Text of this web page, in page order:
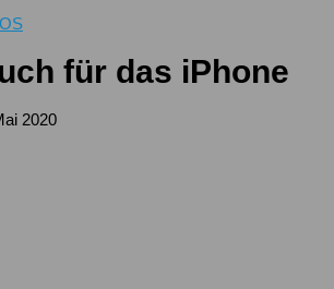
für das iPhone
2020